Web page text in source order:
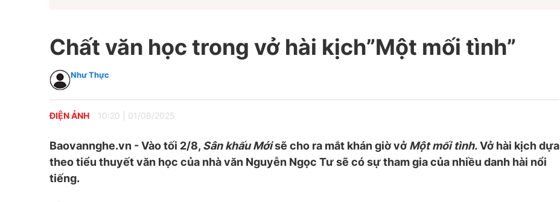
Chất văn học trong vở hài kịch”Một mối tình”
Như Thực
ĐIỆN ẢNH 10:20 01/08/2025
Baovannghe.vn - Vào tối 2/8, Sân khấu Mớisẽ cho ra mắt khán giờ vởMột mối tình.Vở hài kịch dựa
theo tiểu thuyết văn học của nhà văn Nguyễn Ngọc Tư sẽ có sự tham gia của nhiều danh hài nổi
tiếng.